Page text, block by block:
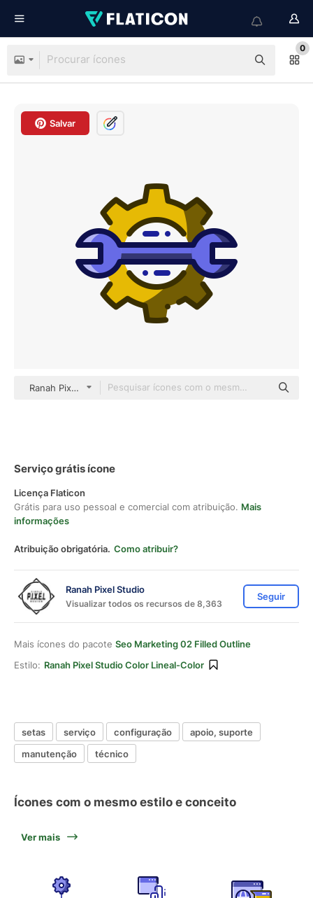
0
Salvar
Ranah Pixel Studio color lineal-color
Serviço grátis ícone
Licença Flaticon
Grátis para uso pessoal e comercial com atribuição. Mais
informações
Atribuição obrigatória. Como atribuir?
Ranah Pixel Studio
Visualizar todos os recursos de 8,363
Seguir
Mais ícones do pacote Seo Marketing 02 Filled Outline
Estilo: Ranah Pixel Studio Color Lineal-Color
setas serviço configuração
apoio, suporte
manutenção
técnico
Ícones com o mesmo estilo e conceito
Ver mais